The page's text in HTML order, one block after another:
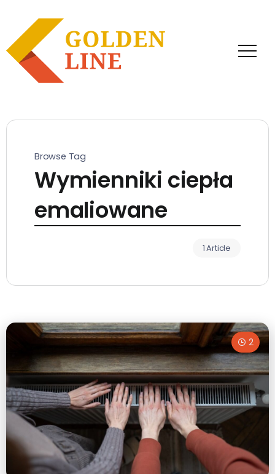
Browse Tag
Wymienniki ciepła
emaliowane
1 Article
2